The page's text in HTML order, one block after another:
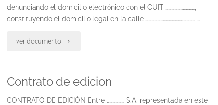
denunciando el domicilio electrónico con el CUIT …………………………,
constituyendo el domicilio legal en la calle …………………………………………… …
ver documento "Matrimonio.
Contrato de edicion
CONTRATO DE EDICIÓN Entre ……………… S.A. representada en este